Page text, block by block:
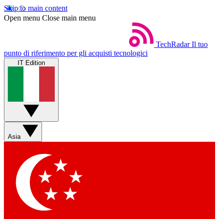
Skip to main content
Open menu Close main menu
TechRadar Il tuo
punto di riferimento per gli acquisti tecnologici
IT Edition
Asia